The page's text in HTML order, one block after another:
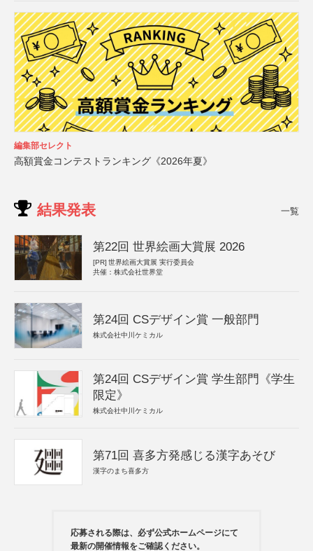
編集部セレクト
高額賞金コンテストランキング《2026年夏》
結果発表 一覧
第22回 世界絵画大賞展 2026
[PR] 世界絵画大賞展 実行委員会
共催：株式会社世界堂
第24回 CSデザイン賞 一般部門
株式会社中川ケミカル
第24回 CSデザイン賞 学生部門《学生
限定》
株式会社中川ケミカル
第71回 喜多方発感じる漢字あそび
漢字のまち喜多方
応募される際は、必ず公式ホームページにて
最新の開催情報をご確認ください。